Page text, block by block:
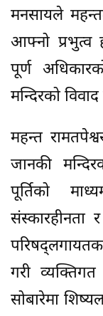
मनसायले
आफ्नो प्रभुत्व
पूर्ण
मन्दिरको
महन्त
जानकी
पूर्तिको
संस्कारहीनता
गरी
सोबारेमा